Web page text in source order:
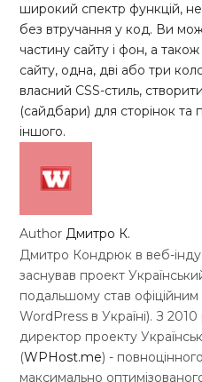
широкий спектр функцій,
без втручання у код. Ви
частину сайту і фон, а
сайту, одна, дві або три
власний CSS-стиль, створити
(сайдбари) для сторінок та
іншого.
Author Дмитро К.
Дмитро Кондрюк в веб-
заснував проект
подальшому став офіційним
WordPress в Україні). З
директор проекту
(WPHost.me) -
максимально